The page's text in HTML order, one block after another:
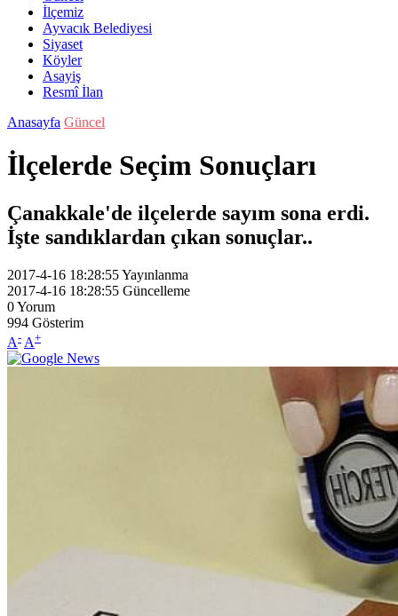
İlçemiz
Ayvacık Belediyesi
Siyaset
Köyler
Asayiş
Resmî İlan
Anasayfa Güncel
İlçelerde Seçim Sonuçları
Çanakkale'de ilçelerde sayım sona erdi.
İşte sandıklardan çıkan sonuçlar..
2017-4-16 18:28:55Yayınlanma
2017-4-16 18:28:55 Güncelleme
0Yorum
994 Gösterim
A- A+